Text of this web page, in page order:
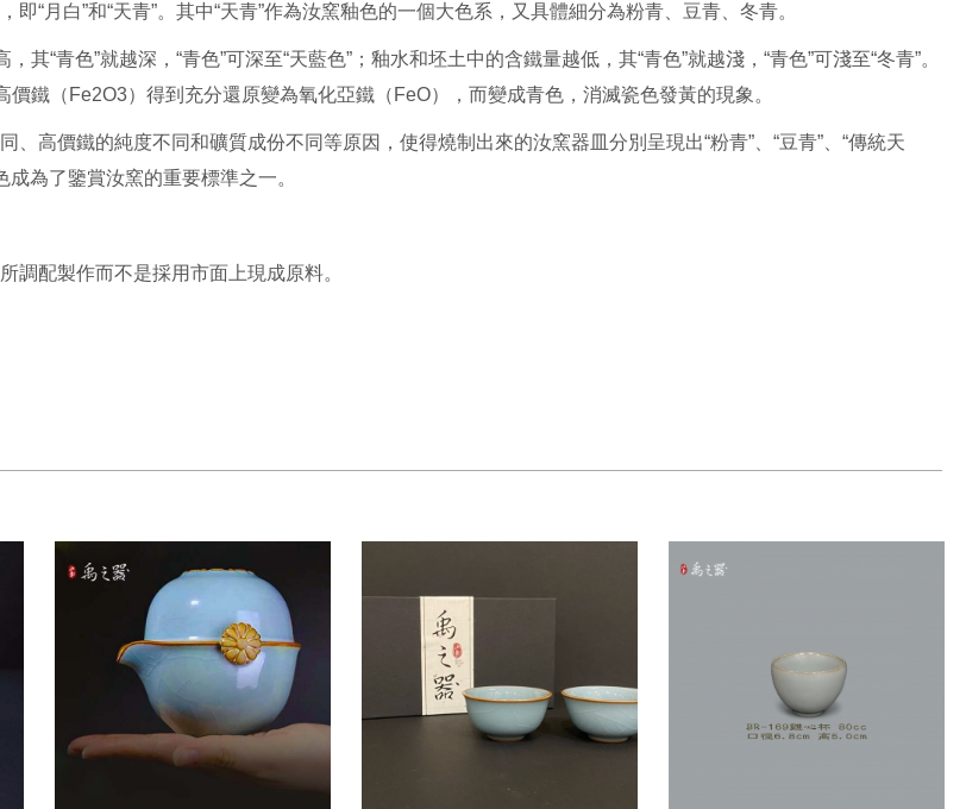
“月白”和“天青”。其中“天青”作為汝窯釉色的一個大色系，又具體細分為粉青、豆青、冬青。
“青色”就越深，“青色”可深至“天藍色”；釉水和坯土中的含鐵量越低，其“青色”就越淺，“青色”可淺至“冬青”。
鐵（Fe2O3）得到充分還原變為氧化亞鐵（FeO），而變成青色，消滅瓷色發黃的現象。
高價鐵的純度不同和礦質成份不同等原因，使得燒制出來的汝窯器皿分別呈現出“粉青”、“豆青”、“傳統天
成為了鑒賞汝窯的重要標準之一。
調配製作而不是採用市面上現成原料。